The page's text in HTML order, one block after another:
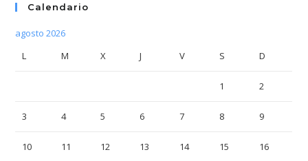
Calendario
agosto 2026
L
M X J V S D
1 2
3 4 5 6 7 8 9
10 11 12 13 14 15 16